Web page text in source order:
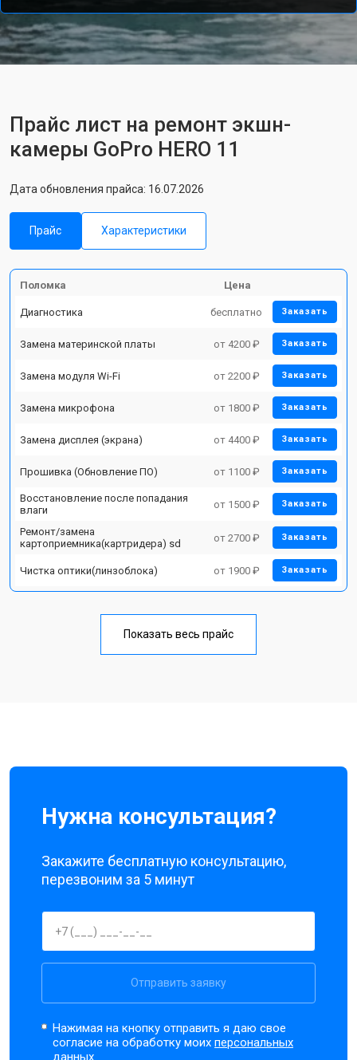
Прайс лист на ремонт экшн-
камеры GoPro HERO 11
Дата обновления прайса: 16.07.2026
Прайс Характеристики
Поломка Цена
Диагностика бесплатно Заказать
Замена материнской платы от 4200 ₽ Заказать
Замена модуля Wi-Fi от 2200 ₽ Заказать
Замена микрофона от 1800 ₽ Заказать
Замена дисплея (экрана) от 4400 ₽ Заказать
Прошивка (Обновление ПО) от 1100 ₽ Заказать
Восстановление после попадания
влаги
от 1500 ₽ Заказать
Ремонт/замена
картоприемника(картридера) sd
от 2700 ₽ Заказать
Чистка оптики(линзоблока) от 1900 ₽ Заказать
Показать весь прайс
Нужна консультация?
Закажите бесплатную консультацию,
перезвоним за 5 минут
Отправить заявку
Нажимая на кнопку отправить я даю свое
согласие на обработку моихперсональных
данных.